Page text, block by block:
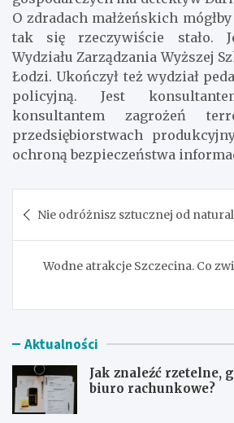
O zdradach małżeńskich
tak się rzeczywiście stało.
Wydziału Zarządzania Wyższej
Łodzi. Ukończył też wydział
policyjną. Jest
konsultantem zagrożeń
przedsiębiorstwach
ochroną bezpieczeństwa
wpisu
Nie odróżnisz sztucznej od
Wodne atrakcje Szczecina. Co
Aktualności
Jak znaleźć rzetelne,
biuro rachunkowe?